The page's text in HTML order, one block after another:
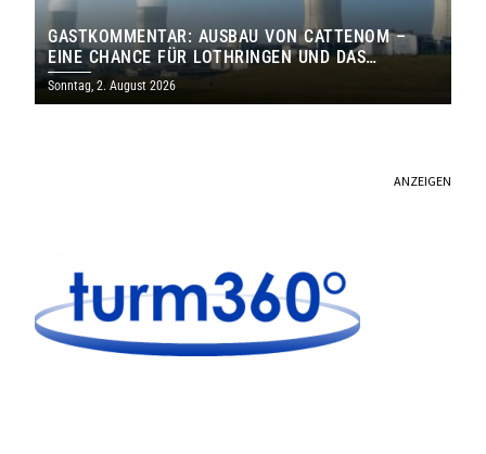
GASTKOMMENTAR: AUSBAU VON CATTENOM –
EINE CHANCE FÜR LOTHRINGEN UND DAS
SAARLAND
Sonntag, 2. August 2026
ANZEIGEN